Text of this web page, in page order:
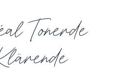
Tonerde